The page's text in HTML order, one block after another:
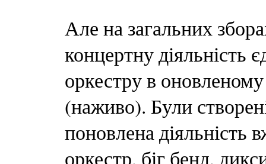
Але на загальних
концертну діяльність
оркестру в
(наживо). Були
поновлена діяльність
оркестр, біг бенд,